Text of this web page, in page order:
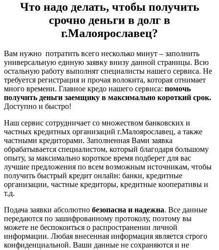
Что надо делать, чтобы получить
срочно деньги в долг в
г.Малоярославец?
Вам нужно потратить всего несколько минут – заполнить
универсальную единую заявку внизу данной страницы. Всю
остальную работу выполнят специалисты нашего сервиса. Не
требуется регистрация и прочая волокита, которая отнимает
много времени. Главное кредо нашего сервиса: помочь
получить деньги заемщику в максимально короткий срок.
Доступно и быстро!
Наш сервис сотрудничает со множеством банковских и
частных кредитных организаций г.Малоярославец, а также
частными кредиторами. Заполненная Вами заявка
обрабатывается специалистом, который благодаря большому
опыту, за максимально короткое время подберет для вас
лучшие предложения по всем возможным источникам, чтобы
получить быстрый кредит онлайн: банки, кредитные
организации, частные кредиторы, кредитные кооперативы и
т.д.
Подача заявки абсолютно безопасна и надежна. Все данные
передаются по зашифрованному протоколу, поэтому вы
можете не беспокоиться о распространении личной
информации. Любая внесенная информация является строго
конфиденциальной. Ваши данные не сохраняются и не